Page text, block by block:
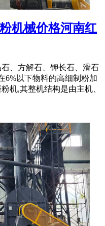
机械价格河南红
、方解石、钾长石、滑石
6%以下物料的高细制粉加
机,其整机结构是由主机、